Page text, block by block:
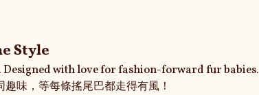
Style
Designed with love for fashion-forward fur babies.
味，等每條搖尾巴都走得有風！